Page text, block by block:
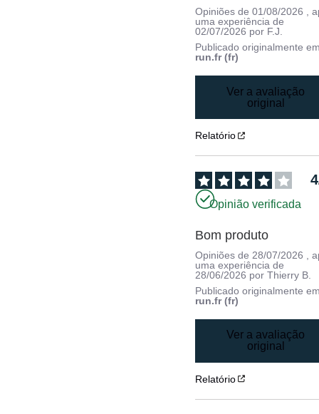
Opiniões de01/08/2026
,
uma experiência de
02/07/2026 por F.J.
Publicado originalmente
run.fr (fr)
Ver a avaliação
original
Relatório
4
Opinião verificada
Bom produto
Opiniões de 28/07/2026
,
uma experiência de
28/06/2026 porThierry B.
Publicado originalmente
run.fr (fr)
Ver a avaliação
original
Relatório